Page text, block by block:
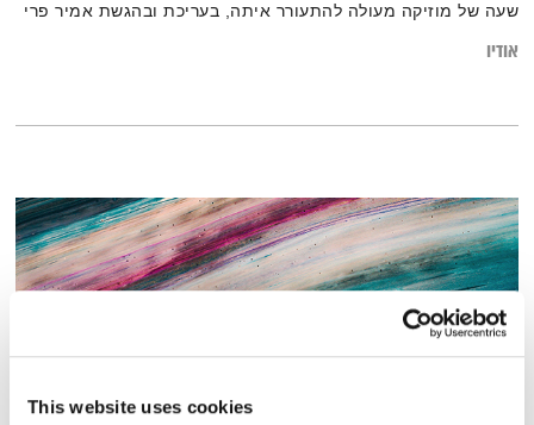
This website uses cookies
שעה של מוזיקה מעולה להתעורר איתה, בעריכת ובהגשת אמיר פרי
אודיו